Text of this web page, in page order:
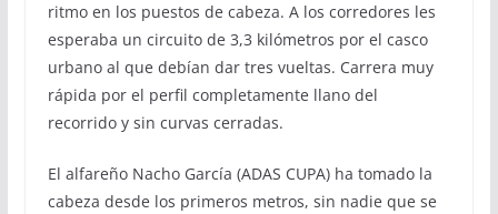
ritmo en los puestos de cabeza. A los corredores les
esperaba un circuito de 3,3 kilómetros por el casco
urbano al que debían dar tres vueltas. Carrera muy
rápida por el perfil completamente llano del
recorrido y sin curvas cerradas.
El alfareño Nacho García (ADAS CUPA) ha tomado la
cabeza desde los primeros metros, sin nadie que se